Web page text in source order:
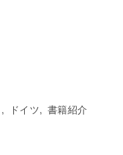
ドイツ 書籍紹介